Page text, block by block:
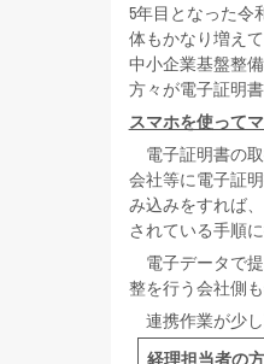
5年目となった令
体もかなり増え
中小企業基盤整
方々が電子証明
スマホを使って
電子証明書の
会社等に電子証
み込みをすれば
されている手順
電子データで
整を行う会社側
連携作業が少し
経理担当者の